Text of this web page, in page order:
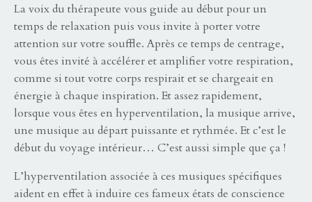
La voix du thérapeute vous guide au début pour un
temps de relaxation puis vous invite à porter votre
attention sur votre souffle. Après ce temps de centrage,
vous êtes invité à accélérer et amplifier votre respiration,
comme si tout votre corps respirait et se chargeait en
énergie à chaque inspiration. Et assez rapidement,
lorsque vous êtes en hyperventilation, la musique arrive,
une musique au départ puissante et rythmée. Et c’est le
début du voyage intérieur… C’est aussi simple que ça !
L’hyperventilation associée à ces musiques spécifiques
aident en effet à induire ces fameux états de conscience